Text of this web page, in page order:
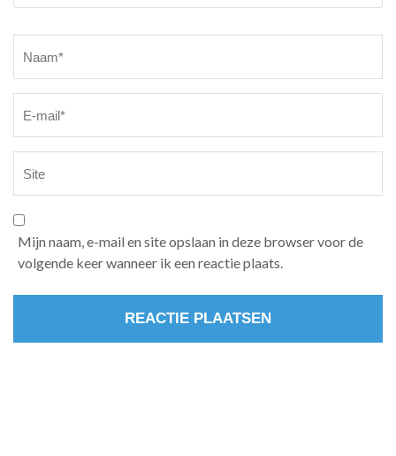
Mijn naam, e-mail en site opslaan in deze browser voor de
volgende keer wanneer ik een reactie plaats.